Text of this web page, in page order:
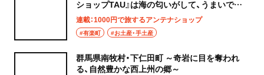
ショップTAU』は海の匂いがして、うまいでが
んす
連載：1000円で旅するアンテナショップ
#有楽町 #お土産・手土産
群馬県南牧村・下仁田町 ～奇岩に目を奪われ
る、自然豊かな西上州の郷～